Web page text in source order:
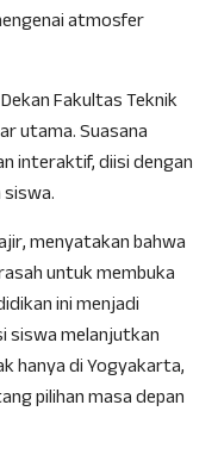
atmosfer
Fakultas Teknik
utama. Suasana
interaktif, diisi dengan
menyatakan bahwa
untuk membuka
ini menjadi
siswa melanjutkan
hanya di Yogyakarta,
pilihan masa depan